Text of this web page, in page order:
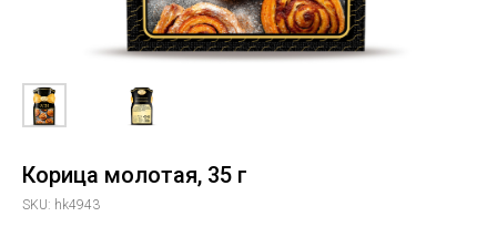
Корица молотая, 35 г
SKU: hk4943